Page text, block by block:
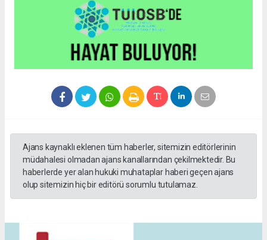
Ajans kaynaklı eklenen tüm haberler, sitemizin editörlerinin
müdahalesi olmadan ajans kanallarından çekilmektedir. Bu
haberlerde yer alan hukuki muhataplar haberi geçen ajans
olup sitemizin hiç bir editörü sorumlu tutulamaz.